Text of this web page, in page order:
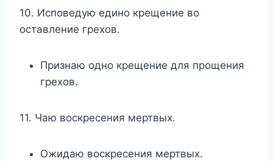
10. Исповедую едино крещение во
оставление грехов.
Признаю одно крещение для прощения
грехов.
11. Чаю воскресения мертвых.
Ожидаю воскресения мертвых.